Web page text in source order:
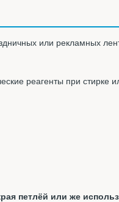
или рекламных
реагенты при стирке
петлёй или же